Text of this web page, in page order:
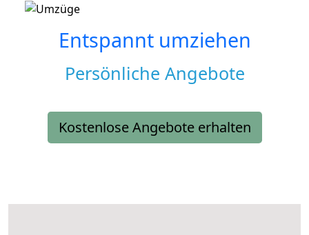
Entspannt umziehen
Persönliche Angebote
Kostenlose Angebote erhalten